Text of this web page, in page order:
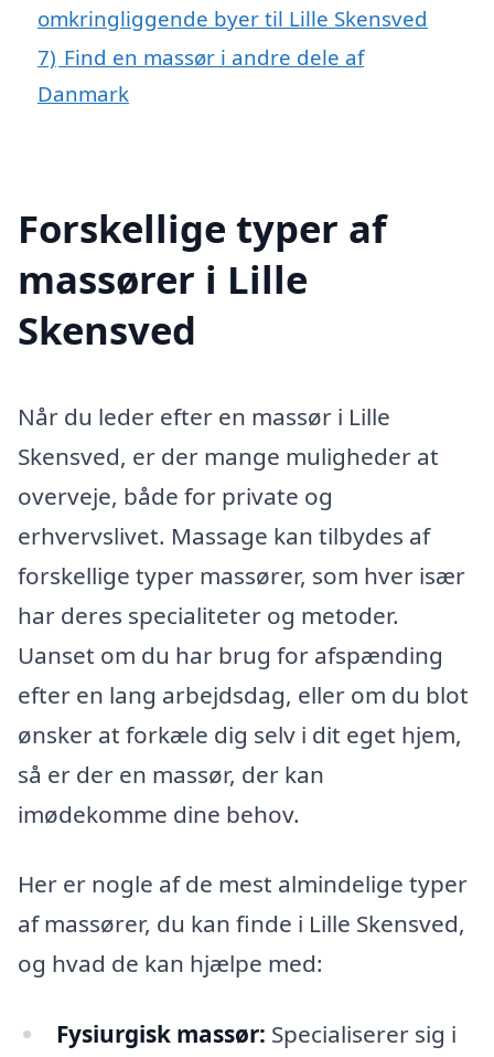
omkringliggende byer til Lille Skensved
7) Find en massør i andre dele af
Danmark
Forskellige typer af
massører i Lille
Skensved
Når du leder efter en massør i Lille
Skensved, er der mange muligheder at
overveje, både for private og
erhvervslivet. Massage kan tilbydes af
forskellige typer massører, som hver især
har deres specialiteter og metoder.
Uanset om du har brug for afspænding
efter en lang arbejdsdag, eller om du blot
ønsker at forkæle dig selv i dit eget hjem,
så er der en massør, der kan
imødekomme dine behov.
Her er nogle af de mest almindelige typer
af massører, du kan finde i Lille Skensved,
og hvad de kan hjælpe med:
Fysiurgisk massør: Specialiserer sig i